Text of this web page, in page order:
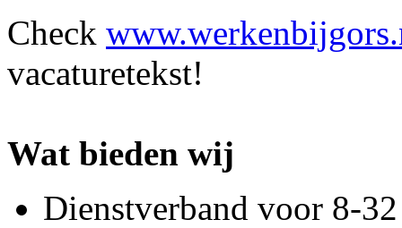
Check
vacaturetekst!
Wat bieden wij
Dienstverband voor 8-